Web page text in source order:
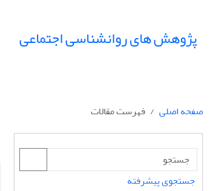
پژوهش های روانشناسی اجتماعی
صفحه اصلی
فهرست مقالات
جستجوی پیشرفته